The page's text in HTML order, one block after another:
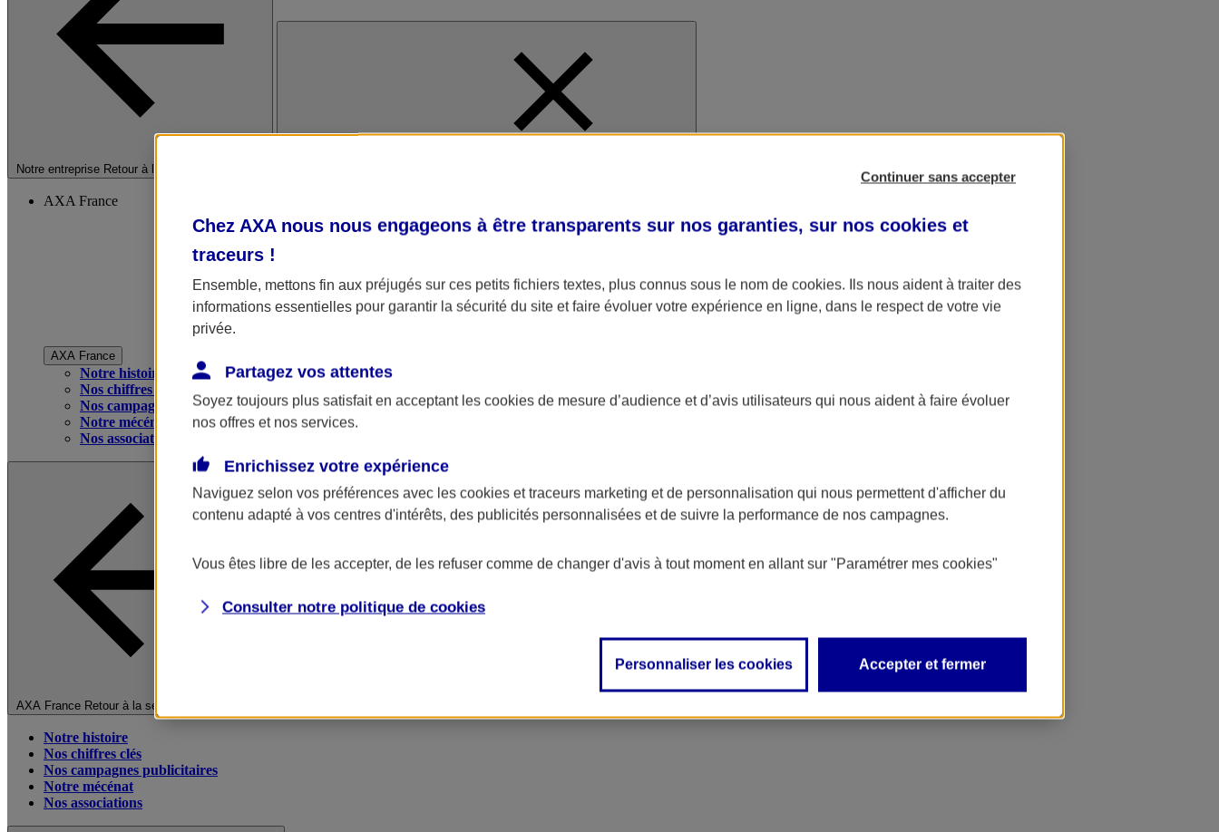
Notre entreprise Retour à la section précédente
AXA France
AXA France
Notre histoire
Nos chiffres clés
Nos campagnes publicitaires
Notre mécénat
Nos associations
AXA France Retour à la section précédente
Notre histoire
Nos chiffres clés
Nos campagnes publicitaires
Notre mécénat
Nos associations
Continuer sans accepter
Chez AXA nous nous engageons à être transparents sur nos garanties, sur nos cookies et
traceurs !
Ensemble, mettons fin aux préjugés sur ces petits fichiers textes, plus connus sous le nom de cookies. Ils nous aident à traiter des
informations essentielles pour garantir la sécurité du site et faire évoluer votre expérience en ligne, dans le respect de votre vie
privée.
Partagez vos attentes
Soyez toujours plus satisfait en acceptant les cookies de mesure d’audience et d’avis utilisateurs qui nous aident à faire évoluer
nos offres et nos services.
Enrichissez votre expérience
Naviguez selon vos préférences avec les cookies et traceurs marketing et de personnalisation qui nous permettent d'afficher du
contenu adapté à vos centres d'intérêts, des publicités personnalisées et de suivre la performance de nos campagnes.
Vous êtes libre de les accepter, de les refuser comme de changer d'avis à tout moment en allant sur "Paramétrer mes cookies"
Consulter notre politique de cookies
Personnaliser les cookies Accepter et fermer